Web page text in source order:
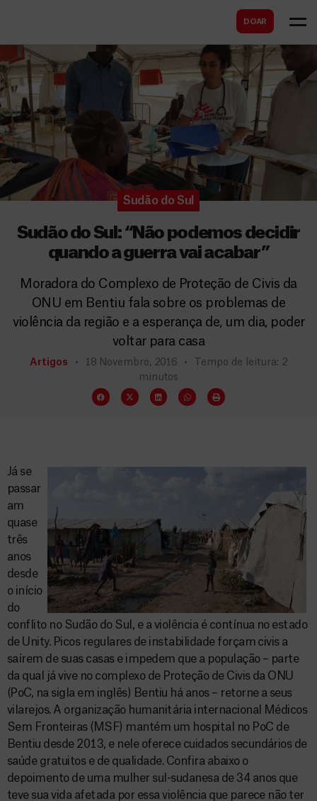
DOAR
a
r
Sudão do Sul
Sudão do Sul: “Não podemos decidir
quando a guerra vai acabar”
Moradora do Complexo de Proteção de Civis da
ONU em Bentiu fala sobre os problemas de
violência da região e a esperança de, um dia, poder
voltar para casa
Artigos 18 Novembro, 2016
Tempo de leitura: 2
minutos
Já se
passar
am
quase
três
anos
desde
o início
do
conflito no Sudão do Sul, e a violência é contínua no estado
de Unity. Picos regulares de instabilidade forçam civis a
saírem de suas casas e impedem que a população – parte
da qual já vive no complexo de Proteção de Civis da ONU
(PoC, na sigla em inglês) Bentiu há anos – retorne a seus
vilarejos. A organização humanitária internacional Médicos
Sem Fronteiras (MSF) mantém um hospital no PoC de
Bentiu desde 2013, e nele oferece cuidados secundários de
saúde gratuitos e de qualidade. Confira abaixo o
depoimento de uma mulher sul-sudanesa de 34 anos que
teve sua vida afetada por essa violência que parece não ter
s
c
a
r